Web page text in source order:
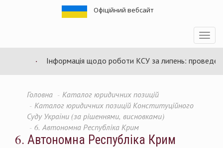
Офіційний вебсайт
Toggle
Інформація щодо роботи КСУ за липень: проведено
Головна
Каталог юридичних позицій
Каталог юридичних позицій Конституційного
Суду України (за рішеннями, висновками)
6. Автономна Республіка Крим
6. Автономна Республіка Крим